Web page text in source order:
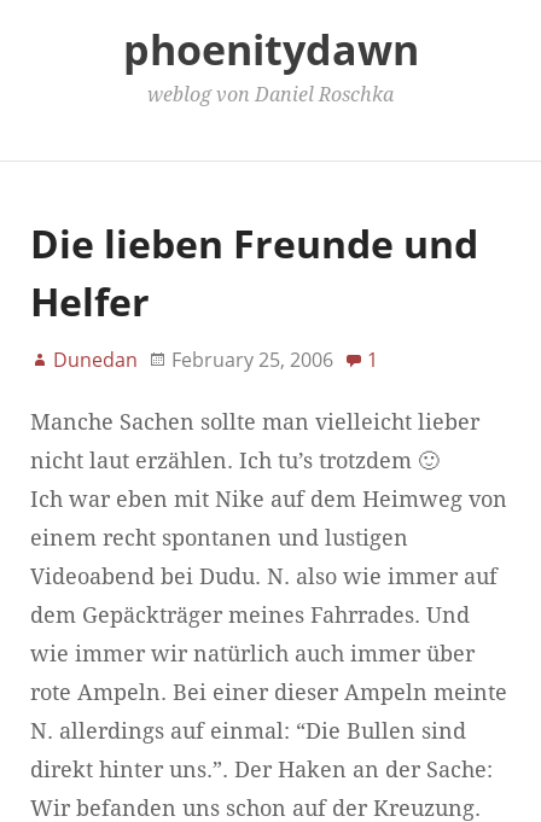
phoenitydawn
weblog von Daniel Roschka
Die lieben Freunde und
Helfer
Dunedan February 25, 2006 1
Manche Sachen sollte man vielleicht lieber
nicht laut erzählen. Ich tu’s trotzdem 🙂
Ich war eben mit Nike auf dem Heimweg von
einem recht spontanen und lustigen
Videoabend bei Dudu. N. also wie immer auf
dem Gepäckträger meines Fahrrades. Und
wie immer wir natürlich auch immer über
rote Ampeln. Bei einer dieser Ampeln meinte
N. allerdings auf einmal: “Die Bullen sind
direkt hinter uns.”. Der Haken an der Sache:
Wir befanden uns schon auf der Kreuzung.